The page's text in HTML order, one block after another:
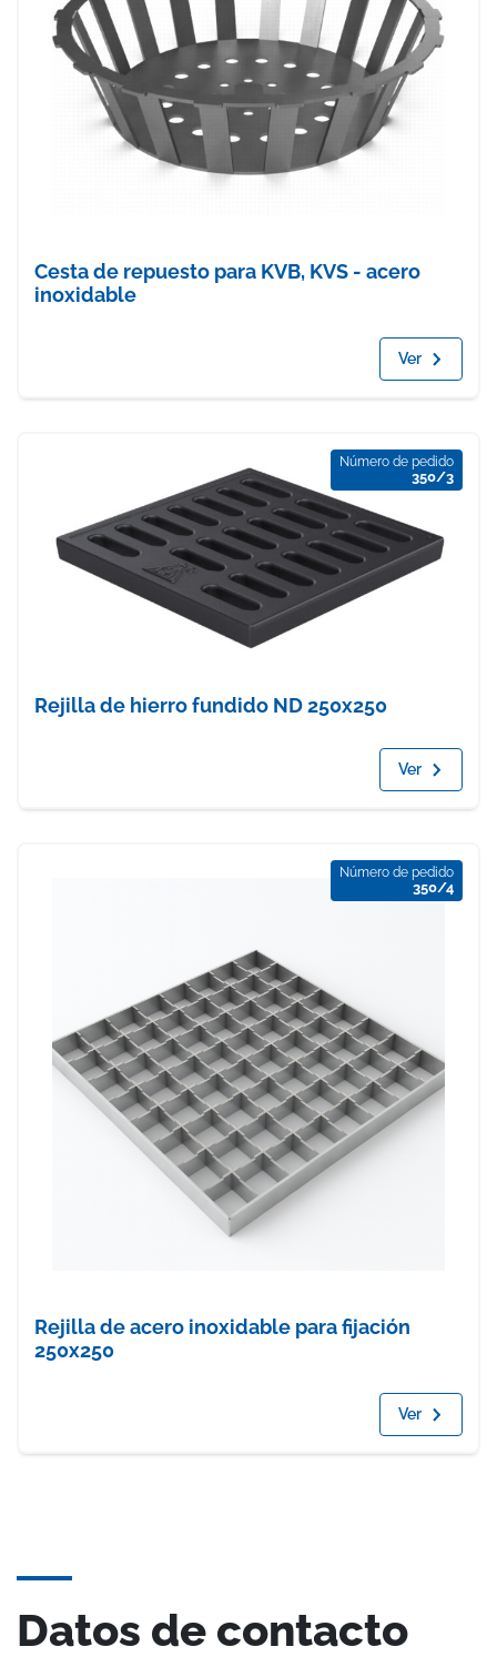
Cesta de repuesto para KVB, KVS - acero
inoxidable
Ver
Número de pedido
350/3
Rejilla de hierro fundido ND 250x250
Ver
Número de pedido
350/4
Rejilla de acero inoxidable para fijación
250x250
Ver
Datos de contacto